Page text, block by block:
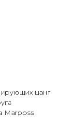
цанг
Marposs